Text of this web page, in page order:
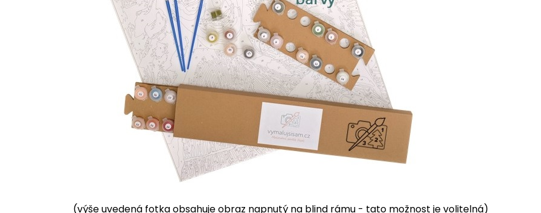
(výše uvedená fotka obsahuje obraz napnutý na blind rámu - tato možnost je volitelná)